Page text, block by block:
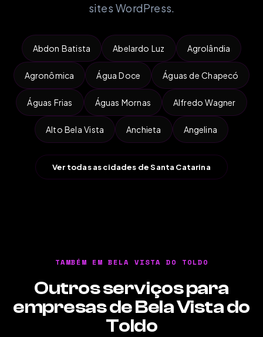
sites WordPress.
Abdon Batista Abelardo Luz Agrolândia
Agronômica Água Doce Águas de Chapecó
Águas Frias Águas Mornas Alfredo Wagner
Alto Bela Vista Anchieta Angelina
Ver todas as cidades de Santa Catarina
TAMBÉM EM BELA VISTA DO TOLDO
Outros serviços para
empresas de Bela Vista do
Toldo